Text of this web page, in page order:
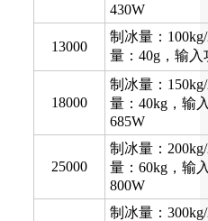
430W
13000
制冰量：
量：40g，输入
18000
制冰量：
量：40kg，输
685W
25000
制冰量：
量：60kg，输
800W
制冰量：